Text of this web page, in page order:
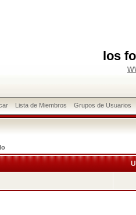
los
Lista de Miembros Grupos de Usuarios